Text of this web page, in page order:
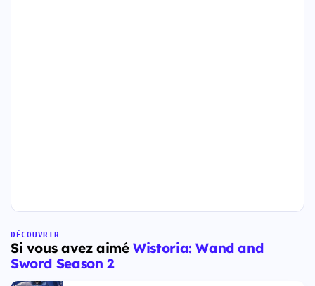
DÉCOUVRIR
Si vous avez aiméWistoria: Wand and
Sword Season 2